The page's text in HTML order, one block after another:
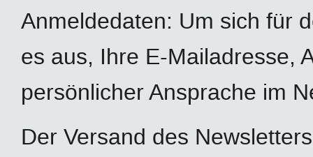
Anmeldedaten: Um sich für
es aus, Ihre E-Mailadresse,
persönlicher Ansprache im
Der Versand des